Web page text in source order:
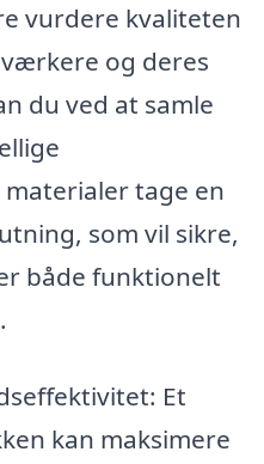
vurdere kvaliteten
og deres
du ved at samle
tage en
som vil sikre,
både funktionelt
Et
kan maksimere